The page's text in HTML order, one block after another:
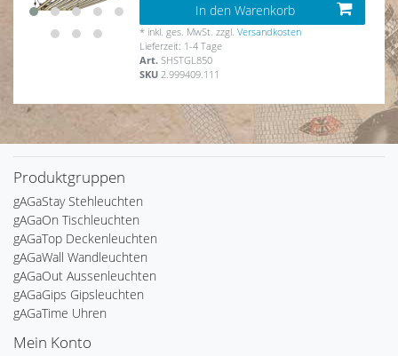
In den Warenkorb
* inkl. ges. MwSt. zzgl.Versandkosten
Lieferzeit: 1-4 Tage
Art.SHSTGL850
SKU 2.999409.111
Produktgruppen
gAGaStay Stehleuchten
gAGaOn Tischleuchten
gAGaTop Deckenleuchten
gAGaWall Wandleuchten
gAGaOut Aussenleuchten
gAGaGips Gipsleuchten
gAGaTime Uhren
Mein Konto